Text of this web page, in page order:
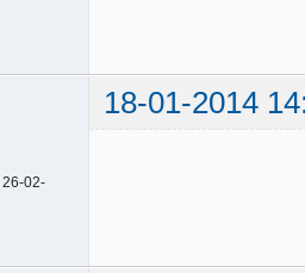
18-01-2014
26-02-